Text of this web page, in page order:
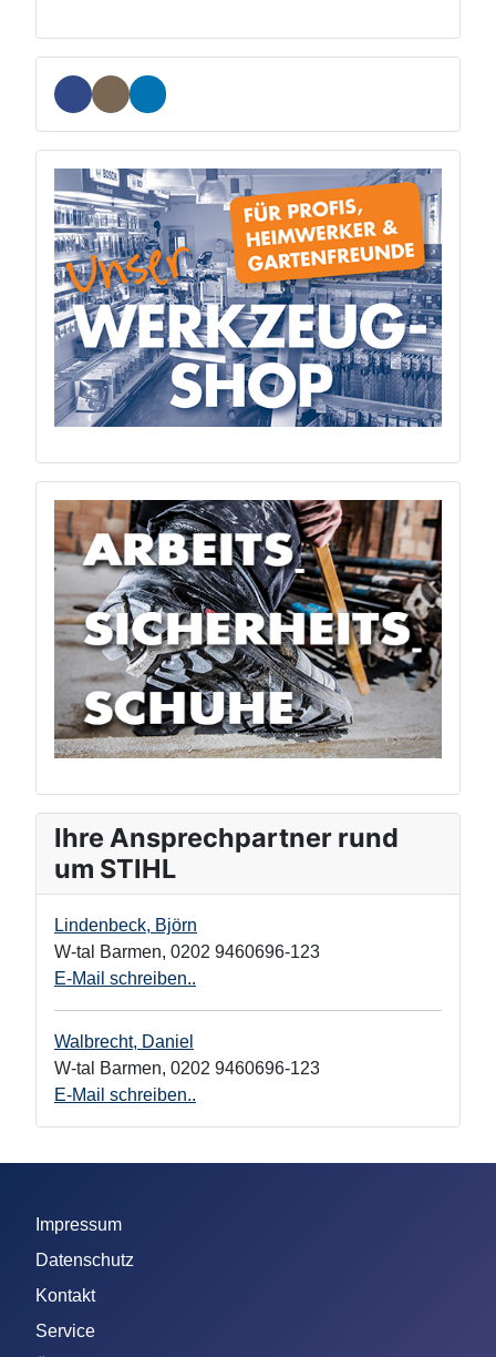
Ihre Ansprechpartner rund
um STIHL
Lindenbeck, Björn
W-tal Barmen, 0202 9460696-123
E-Mail schreiben..
Walbrecht, Daniel
W-tal Barmen, 0202 9460696-123
E-Mail schreiben..
Impressum
Datenschutz
Kontakt
Service